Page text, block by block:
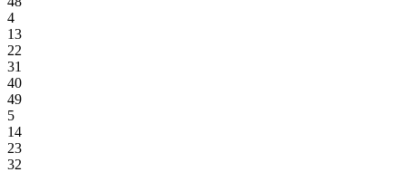
4
13
22
31
40
49
5
14
23
32